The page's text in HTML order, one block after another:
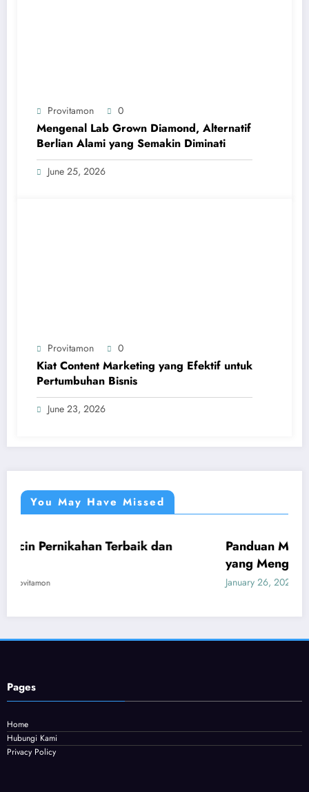
Provitamon 0
Mengenal Lab Grown Diamond, Alternatif
Berlian Alami yang Semakin Diminati
June 25, 2026
Provitamon 0
Kiat Content Marketing yang Efektif untuk
Pertumbuhan Bisnis
June 23, 2026
You May Have Missed
Terbaik dan
Panduan Mudah Beli
yang Menguntungkan
Provitamon
Pages
Home
Hubungi Kami
Privacy Policy